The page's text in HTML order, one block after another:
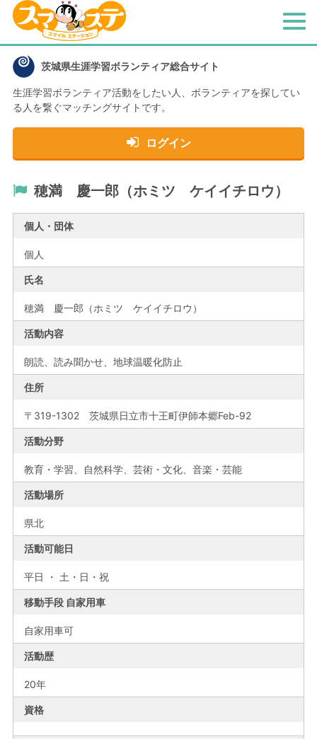
茨城県生涯学習ボランティア総合サイト
生涯学習ボランティア活動をしたい人、 ボランティアを探してい
る人を繋ぐマッチングサイトです。
ログイン
メ
穂満 慶一郎（ホミツ ケイイチロウ）
個人・団体
個人
氏名
穂満 慶一郎（ホミツ ケイイチロウ）
活動内容
朗読、読み聞かせ、地球温暖化防止
住所
〒319-1302 茨城県日立市十王町伊師本郷Feb-92
活動分野
教育・学習、自然科学、芸術・文化、音楽・芸能
活動場所
県北
活動可能日
平日 ・ 土・日・祝
移動手段 自家用車
自家用車可
活動歴
20年
資格